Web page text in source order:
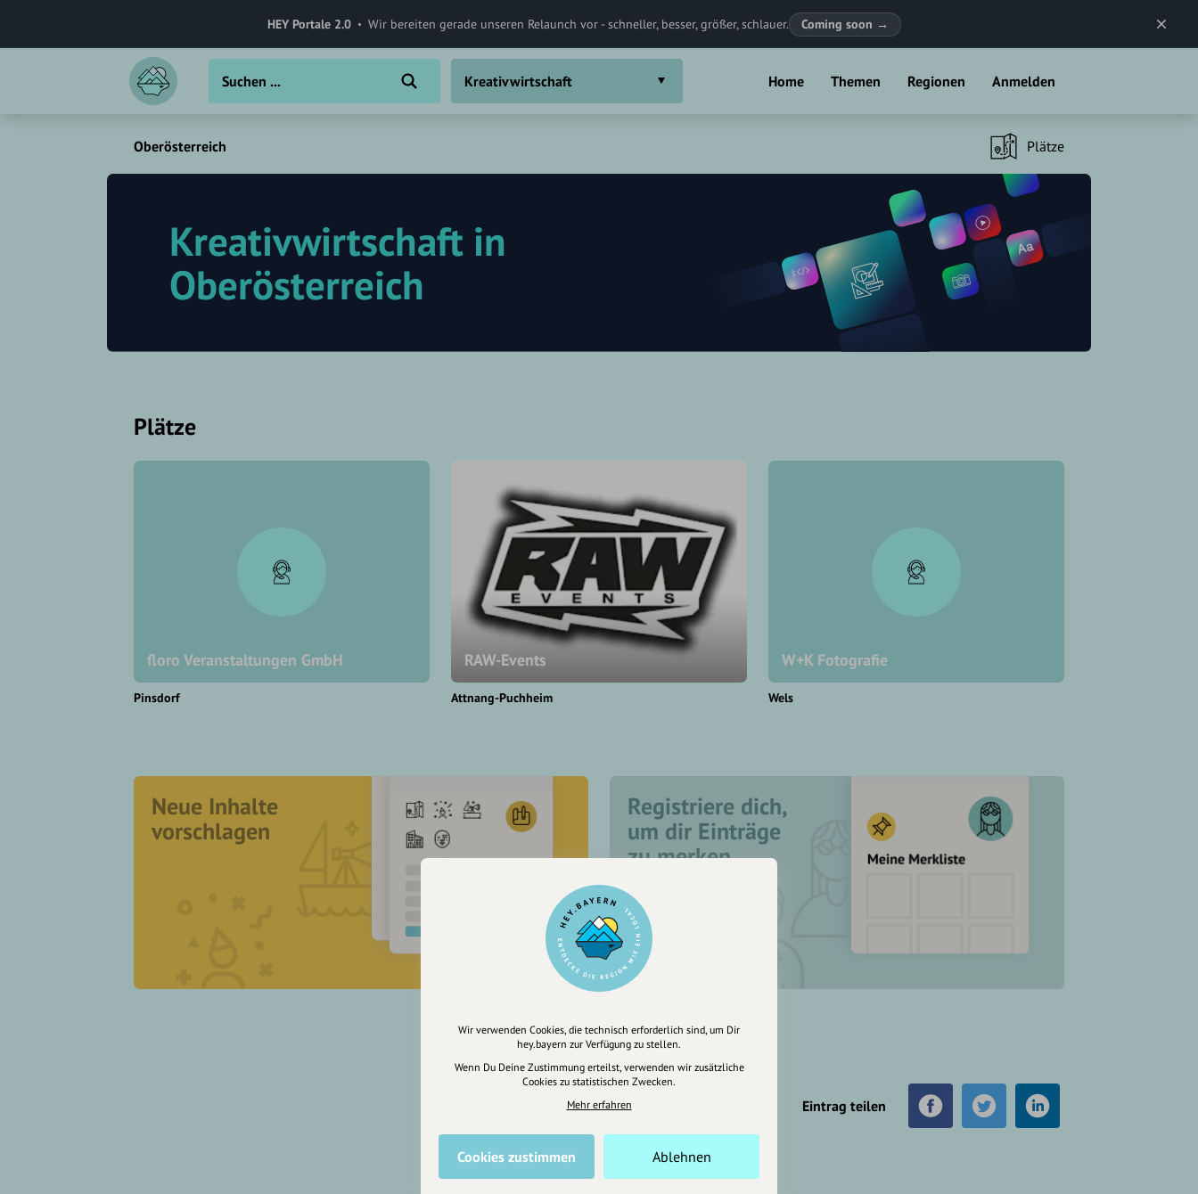
HEY Portale 2.0 Wir bereiten gerade unseren Relaunch vor - schneller, besser, größer, schlauer. Coming soon →
Home Themen Regionen Anmelden
Kreativwirtschaft
Oberösterreich Plätze
Kreativwirtschaft in
Oberösterreich
Plätze
floro Veranstaltungen GmbH
Pinsdorf
RAW-Events
Attnang-Puchheim
W+K Fotografie
Wels
Neue Inhalte
vorschlagen
Registriere dich,
um dir Einträge
zu merken
Eintrag teilen
Wir verwenden Cookies, die technisch erforderlich sind, um Dir
hey.bayern zur Verfügung zu stellen.
Wenn Du Deine Zustimmung erteilst, verwenden wir zusätzliche
Cookies zu statistischen Zwecken.
Mehr erfahren
Cookies zustimmen Ablehnen